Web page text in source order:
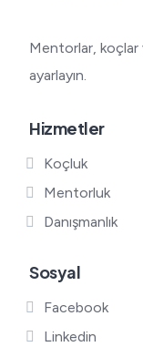
Mentorlar,
ayarlayın.
Hizmetler
Koçluk
Mentorluk
Danışmanlık
Sosyal
Facebook
Linkedin